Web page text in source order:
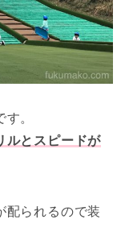
。
ルとスピードが
配られるので装